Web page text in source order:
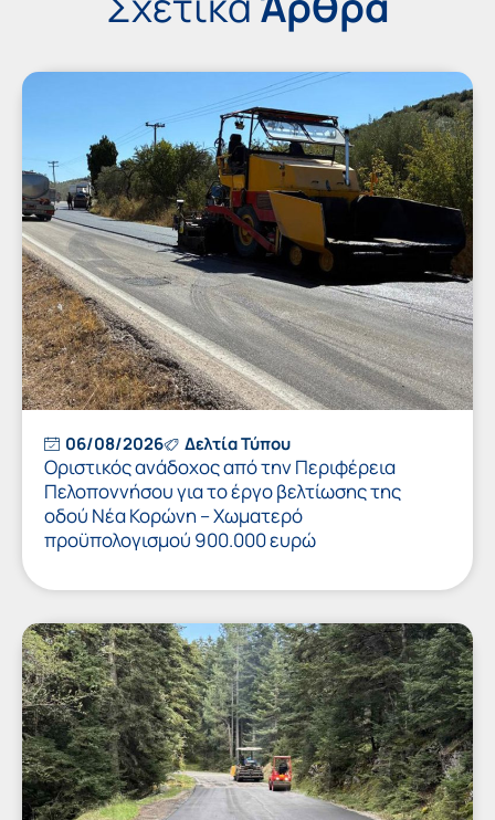
06/08/2026 Δελτία Τύπου
Οριστικός ανάδοχος από την Περιφέρεια
Πελοποννήσου για το έργο βελτίωσης της
οδού Νέα Κορώνη – Χωματερό
προϋπολογισμού 900.000 ευρώ